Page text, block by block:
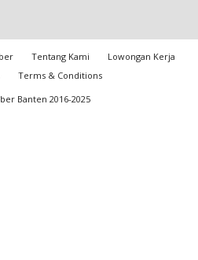
Tentang Kami
Lowongan Kerja
Terms & Conditions
Banten 2016-2025